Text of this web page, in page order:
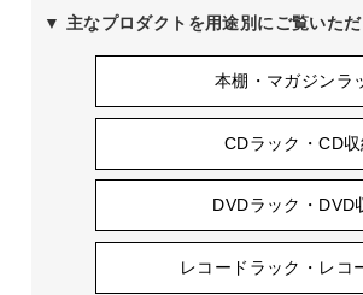
▼ 主なプロダクトを用途別にご覧いた
本棚・マガジンラ
CDラック・CD収
DVDラック・DVD
レコードラック・レコ